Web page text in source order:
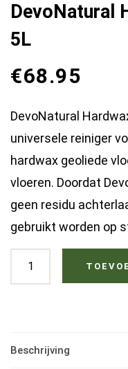
DevoNatural
5L
€68.95
DevoNatural
universele reiniger
hardwax geoliede
vloeren. Doordat
geen residu
gebruikt worden op
DevoNatural
Hardwax
5L
Beschrijving